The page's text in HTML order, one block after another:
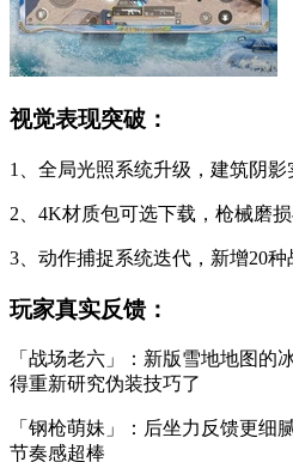
视觉表现突破：
1、全局光照系统升级，建筑阴
2、4K材质包可选下载，枪械磨
3、动作捕捉系统迭代，新增20
玩家真实反馈：
「战场老六」：新版雪地地图的
得重新研究伪装技巧了
「钢枪萌妹」：后坐力反馈更细
节奏感超棒